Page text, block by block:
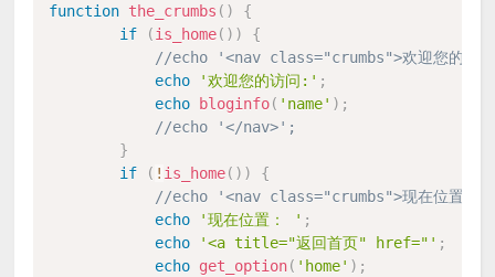
function the_crumbs ( )
{
if
(is_home( ) )
{
//echo '<nav class="crumbs">欢迎您的访
echo
'欢迎您的访问:' ;
echo
bloginfo( 'name' ) ;
//echo '</nav>';
}
if
( ! is_home( ) )
{
//echo '<nav class="crumbs">现在位置
echo
'现在位置： ' ;
echo
'<a title="返回首页" href="' ;
echo get_option( 'home' ) ;